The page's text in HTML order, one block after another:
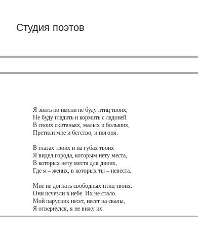
Студия поэтов
Я звать по имени не буду птиц твоих,
Не буду гладить и кормить с ладоней.
В своих скитаньях, малых и больших,
Претили мне и бегство, и погоня.
В глазах твоих и на губах твоих
Я видел города, которым нету места,
В которых нету места для двоих,
Где я – жених, в которых ты – невеста.
Мне не догнать свободных птиц твоих:
Они исчезли в небе. Их не стало.
Мой парусник несет, несет на скалы,
Я отвернулся, я не вижу их.